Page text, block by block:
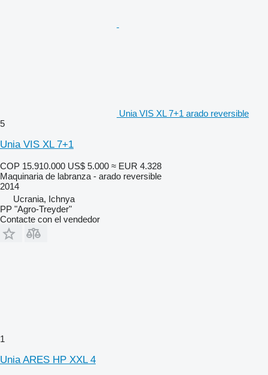
Unia VIS XL 7+1 arado reversible
5
Unia VIS XL 7+1
COP 15.910.000 US$ 5.000 ≈ EUR 4.328
Maquinaria de labranza - arado reversible
2014
Ucrania, Ichnya
PP "Agro-Treyder"
Contacte con el vendedor
1
Unia ARES HP XXL 4